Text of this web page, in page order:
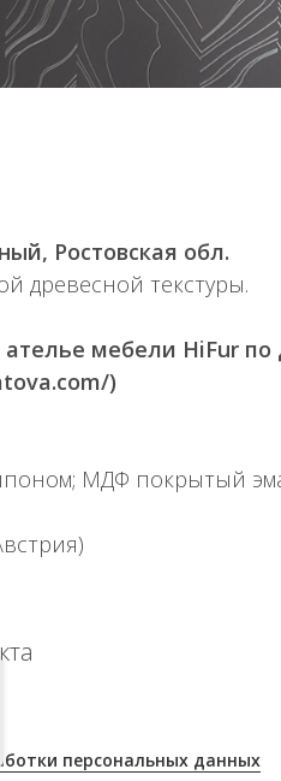
Ростовская обл.
древесной текстуры.
мебели HiFur по
)
МДФ покрытый
персональных данных